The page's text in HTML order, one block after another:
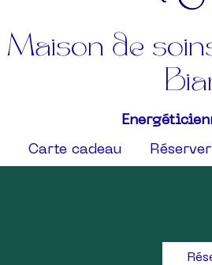
Maison de
Carte cadeau